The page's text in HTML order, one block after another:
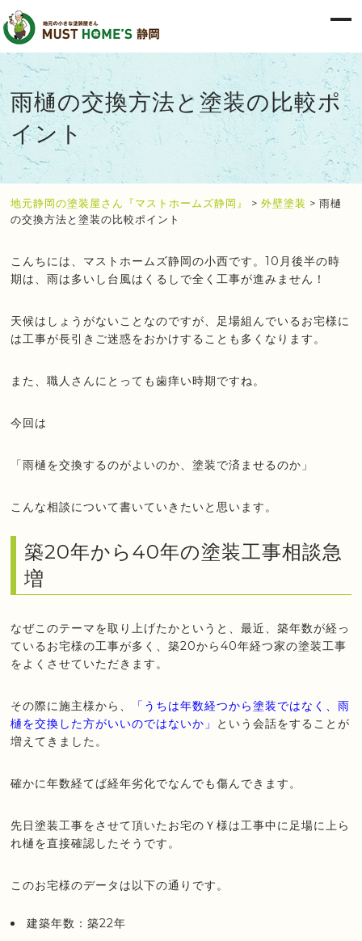
雨樋の交換方法と塗装の比較ポ
イント
地元静岡の塗装屋さん『マストホームズ静岡』 >外壁塗装 >雨樋
の交換方法と塗装の比較ポイント
こんちには、マストホームズ静岡の小西です。10月後半の時
期は、雨は多いし台風はくるしで全く工事が進みません！
天候はしょうがないことなのですが、足場組んでいるお宅様に
は工事が長引きご迷惑をおかけすることも多くなります。
また、職人さんにとっても歯痒い時期ですね。
今回は
「雨樋を交換するのがよいのか、塗装で済ませるのか」
こんな相談について書いていきたいと思います。
築20年から40年の塗装工事相談急
増
なぜこのテーマを取り上げたかというと、最近、築年数が経っ
ているお宅様の工事が多く、築20から40年経つ家の塗装工事
をよくさせていただきます。
その際に施主様から、
「うちは年数経つから塗装ではなく、雨
樋を交換した方がいいのではないか」 という会話をすることが
増えてきました。
確かに年数経てば経年劣化でなんでも傷んできます。
先日塗装工事をさせて頂いたお宅のＹ様は工事中に足場に上ら
れ樋を直接確認したそうです。
このお宅様のデータは以下の通りです。
建築年数：築22年